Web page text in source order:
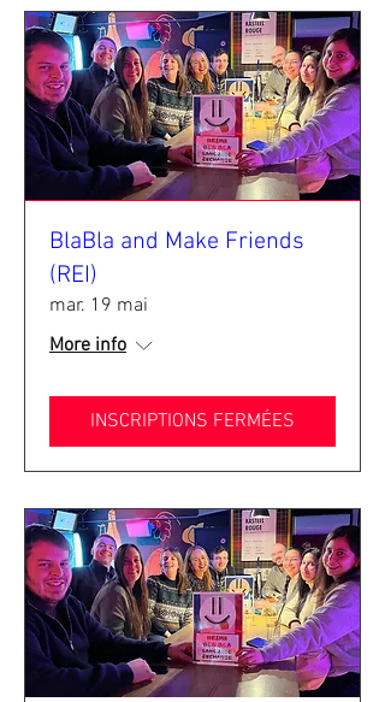
BlaBla and Make Friends
(REI)
mar. 19 mai
More info
INSCRIPTIONS FERMÉES